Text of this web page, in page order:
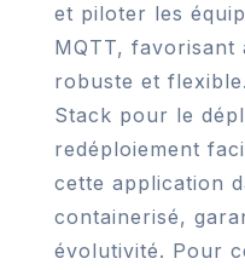
et piloter les
MQTT, favorisant
robuste et
Stack pour le
redéploiement
cette application
containerisé,
évolutivité. Pour